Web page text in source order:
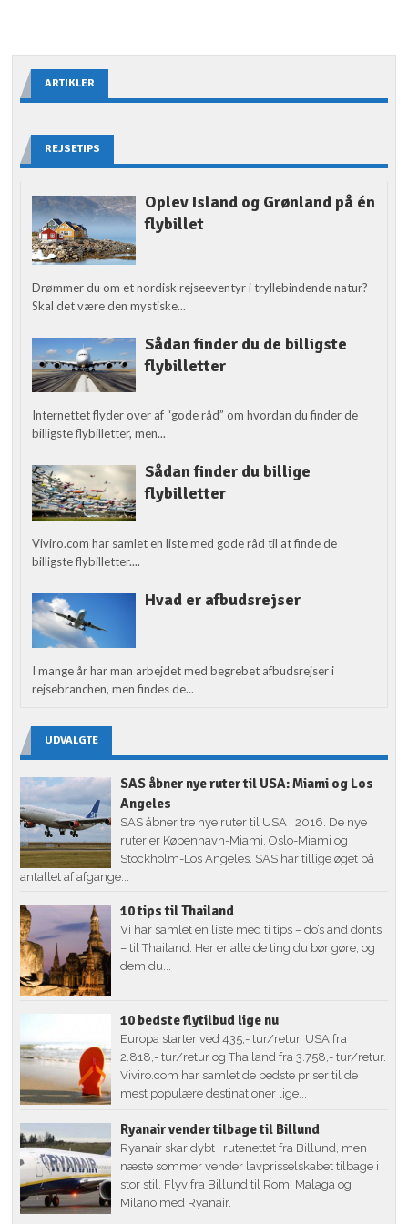
ARTIKLER
REJSETIPS
Oplev Island og Grønland på én
flybillet
Drømmer du om et nordisk rejseeventyr i tryllebindende natur?
Skal det være den mystiske...
Sådan finder du de billigste
flybilletter
Internettet flyder over af “gode råd” om hvordan du finder de
billigste flybilletter, men...
Sådan finder du billige
flybilletter
Viviro.com har samlet en liste med gode råd til at finde de
billigste flybilletter....
Hvad er afbudsrejser
I mange år har man arbejdet med begrebet afbudsrejser i
rejsebranchen, men findes de...
UDVALGTE
SAS åbner nye ruter til USA: Miami og Los
Angeles
SAS åbner tre nye ruter til USA i 2016. De nye
ruter er København-Miami, Oslo-Miami og
Stockholm-Los Angeles. SAS har tillige øget på
antallet af afgange...
10 tips til Thailand
Vi har samlet en liste med ti tips – do’s and don’ts
– til Thailand. Her er alle de ting du bør gøre, og
dem du...
10 bedste flytilbud lige nu
Europa starter ved 435,- tur/retur, USA fra
2.818,- tur/retur og Thailand fra 3.758,- tur/retur.
Viviro.com har samlet de bedste priser til de
mest populære destinationer lige...
Ryanair vender tilbage til Billund
Ryanair skar dybt i rutenettet fra Billund, men
næste sommer vender lavprisselskabet tilbage i
stor stil. Flyv fra Billund til Rom, Malaga og
Milano med Ryanair.